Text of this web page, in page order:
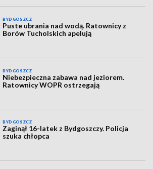
BYDGOSZCZ
Puste ubrania nad wodą. Ratownicy z
Borów Tucholskich apelują
BYDGOSZCZ
Niebezpieczna zabawa nad jeziorem.
Ratownicy WOPR ostrzegają
BYDGOSZCZ
Zaginął 16-latek z Bydgoszczy. Policja
szuka chłopca